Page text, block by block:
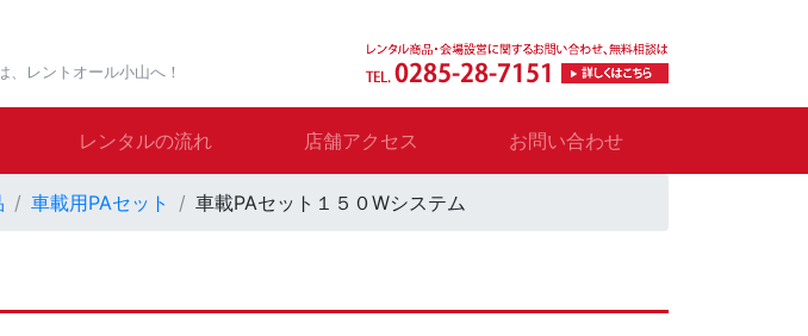
レントオール小山へ！
レンタルの流れ 店舗アクセス お問い合わせ
車載用PAセット 車載PAセット１５０Wシステム